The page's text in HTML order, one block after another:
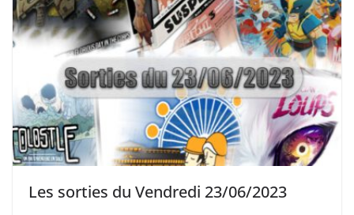
Les sorties du Vendredi 23/06/2023